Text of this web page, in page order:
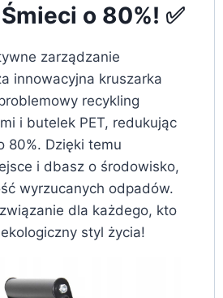
o 80%! ✅
zarządzanie
innowacyjna kruszarka
recykling
i butelek PET, redukując
80%. Dzięki temu
i dbasz o środowisko,
wyrzucanych odpadów.
dla każdego, kto
styl życia!